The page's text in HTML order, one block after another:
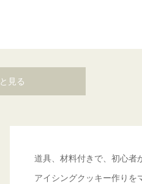
見る
道具、材料付きで、初心者
アイシングクッキー作りを